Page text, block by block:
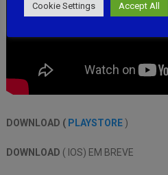
DOWNLOAD ( PLAYSTORE)
DOWNLOAD ( IOS) EM BREVE
Cookie Settings Accept All